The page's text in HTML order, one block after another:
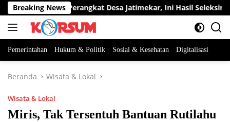
Langsung
ke
konten
Breaking News
Dua Jabatan Perangkat Desa Jatimekar, Ini Hasil Seleksinya
Pemerintahan Hukum & Politik Sosial & Kesehatan Digitalisasi
Beranda Wisata & Lokal
Wisata & Lokal
Miris, Tak Tersentuh Bantuan Rutilahu